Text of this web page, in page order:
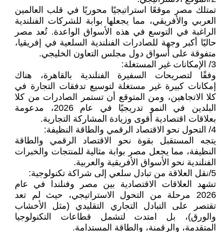
تمتلك مصر موقعًا استراتيجيًا محوريًا في قلب العالمين
العربي والأفريقي، مما يجعلها بوابة للشركات الفنلندية
الراغبة في التوسع في هذه الأسواق الواعدة. تُعد مصر
حاليًا أكبر وجهة للصادرات الفنلندية السلعية في إفريقيا،
متفوقة على أسواق دول مجلس التعاون الخليجي.
3/ الإمكانات غير المستغلة:
وفقًا لتصريحات السفيرة الفنلندية بالقاهرة، هناك
إمكانات كبيرة غير مستغلة لتوسيع تدفقات التجارة في
كلا الاتجاهين، ومن المتوقع أن تستمر الصادرات من كلا
البلدين في النمو تدريجيًا في عام 2026، مدعومة
بعلاقات اقتصادية أقوى وزيادة المشاركة التجارية.
4/ التحول نحو الاقتصاد الرقمي والطاقة النظيفة:
يتجه المستقبل بقوة نحو الاقتصاد الرقمي والطاقة
النظيفة، مما يجعل مصر بوابة مثالية للمنتجات والخبرات
الفنلندية نحو الأسواق الأفريقية والعربية.
5/نقل العلاقة من تبادل سلعي إلى شراكة تكنولوجية:
تشهد العلاقات الاقتصادية بين مصر وفنلندا في عام
2026 مرحلة من التحول الاستراتيجي، حيث لم تعد
تقتصر على التبادل التجاري التقليدي (مثل الأخشاب
والورق)، بل امتدت لتشمل قطاعات التكنولوجيا
المتقدمة، والرقمنة، والطاقة المستدامة.